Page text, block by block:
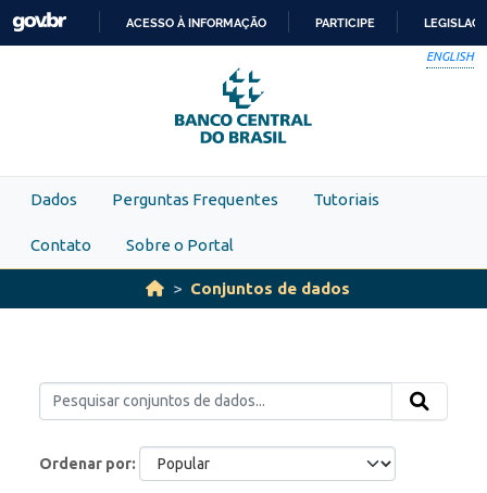
Skip to main content
PARA
O
CONTEÚDO
ACESSO À INFORMAÇÃO PARTICIPE
ENGLISH
Dados Perguntas Frequentes Tutoriais
Contato Sobre o Portal
Conjuntos de dados
Ordenar por